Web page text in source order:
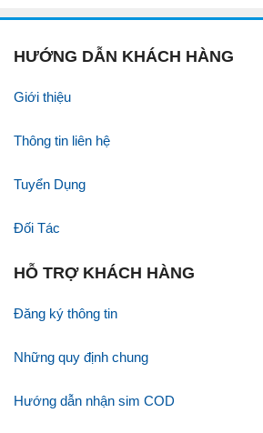
HƯỚNG DẪN KHÁCH HÀNG
Giới thiệu
Thông tin liên hệ
Tuyển Dụng
Đối Tác
HỖ TRỢ KHÁCH HÀNG
Đăng ký thông tin
Những quy định chung
Hướng dẫn nhận sim COD